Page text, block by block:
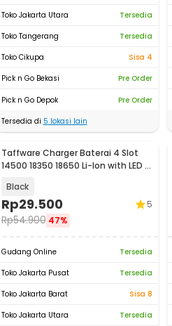
Toko Jakarta Utara
Tersedia
Toko Tangerang
Tersedia
Toko Cikupa
Sisa 4
Pick n Go Bekasi
Pre Order
Pick n Go Depok
Pre Order
Tersedia di 5 lokasi lain
Taffware Charger Baterai 4 Slot
14500 18350 18650 Li-Ion with LED -
Black
Rp29.500
Rp54.900 47%
5
Gudang Online
Tersedia
Toko Jakarta Pusat
Tersedia
Toko Jakarta Barat
Sisa 8
Toko Jakarta Utara
Tersedia